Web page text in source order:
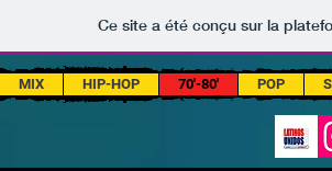
Ce site a été conçu sur la
MIX HIP-HOP 70'-80' POP